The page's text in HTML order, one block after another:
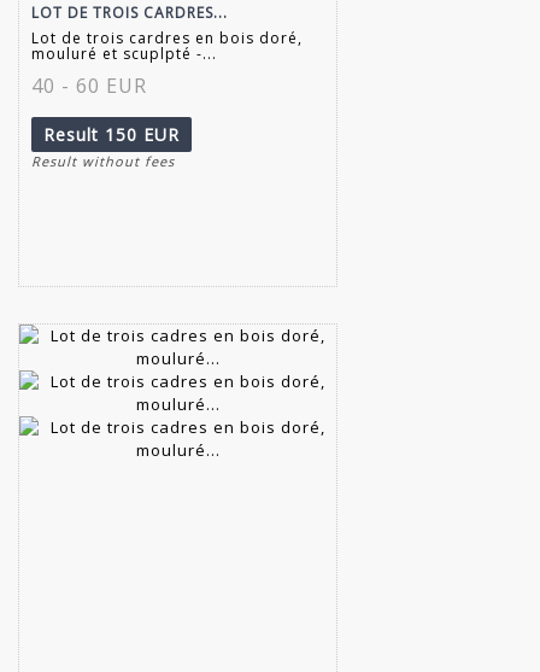
LOT DE TROIS CARDRES...
Lot de trois cardres en bois doré,
mouluré et scuplpté -...
40 - 60 EUR
Result 150 EUR
Result without fees